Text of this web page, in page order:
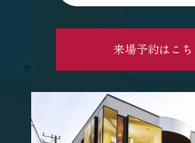
来場予約はこち